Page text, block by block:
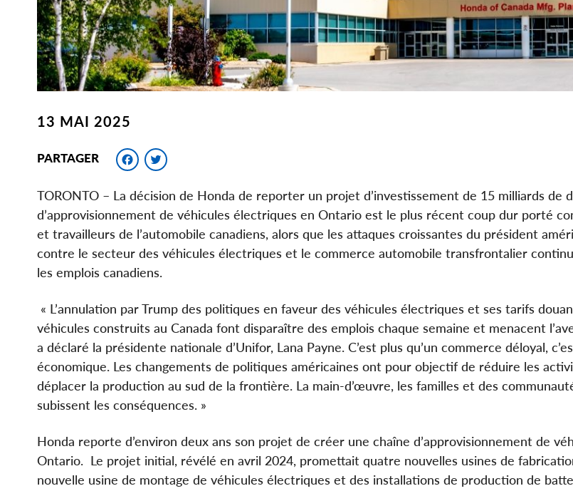
13 MAI 2025
PARTAGER Facebook
TORONTO – La décision de Honda de reporter un projet d’investissement de 15 milliards de
d’approvisionnement de véhicules électriques en Ontario est le plus récent coup dur porté
et travailleurs de l’automobile canadiens, alors que les attaques croissantes du président
contre le secteur des véhicules électriques et le commerce automobile transfrontalier
les emplois canadiens.
« L’annulation par Trump des politiques en faveur des véhicules électriques et ses tarifs
véhicules construits au Canada font disparaître des emplois chaque semaine et menacent
a déclaré la présidente nationale d’Unifor, Lana Payne. C’est plus qu’un commerce déloyal,
économique. Les changements de politiques américaines ont pour objectif de réduire les
déplacer la production au sud de la frontière. La main-d’œuvre, les familles et des
subissent les conséquences. »
Honda reporte d’environ deux ans son projet de créer une chaîne d’approvisionnement de
Ontario. Le projet initial, révélé en avril 2024, promettait quatre nouvelles usines de
nouvelle usine de montage de véhicules électriques et des installations de production de